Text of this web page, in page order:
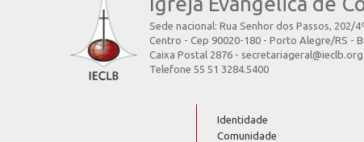
Sede nacional: Rua Senhor dos Passos, 202/
Centro - Cep 90020-180 - Porto Alegre/RS -
Caixa Postal 2876 -
Telefone 55 51 3284.5400
Identidade
Comunidade